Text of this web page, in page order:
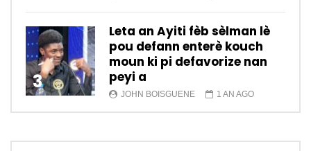
3
Leta an Ayiti fèb sèlman lè
pou defann enterè kouch
moun ki pi defavorize nan
peyi a
JOHN BOISGUENE 1 AN AGO